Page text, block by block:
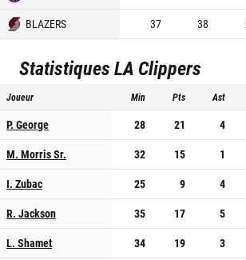
BLAZERS
37 38
StatistiquesLA Clippers
Joueur Min Pts Ast
P. George 28 21 4
M. Morris Sr.
32 15 1
I. Zubac
25 9 4
R. Jackson
35 17 5
L. Shamet
34 19 3